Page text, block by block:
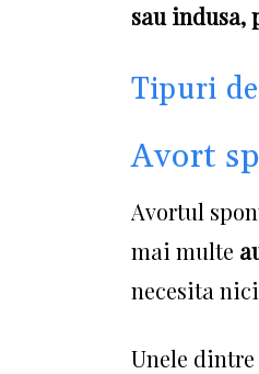
sau indusa,
Tipuri
Avort
Avortul
mai multe
necesita
Unele